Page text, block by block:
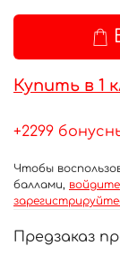
Купить в 1
+2299
Чтобы
баллами, войдите
Предзаказ